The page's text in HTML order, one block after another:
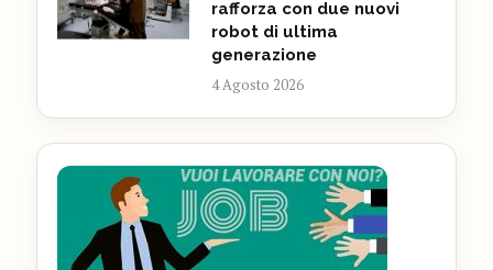
rafforza con due nuovi
robot di ultima
generazione
4 Agosto 2026